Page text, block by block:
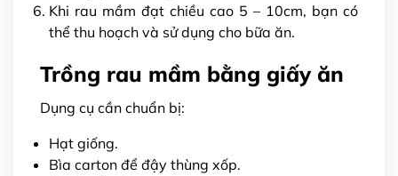
Khi rau mầm đạt chiều cao 5 – 10cm, bạn có
thể thu hoạch và sử dụng cho bữa ăn.
Trồng rau mầm bằng giấy ăn
Dụng cụ cần chuẩn bị:
Hạt giống.
Bìa carton để đậy thùng xốp.